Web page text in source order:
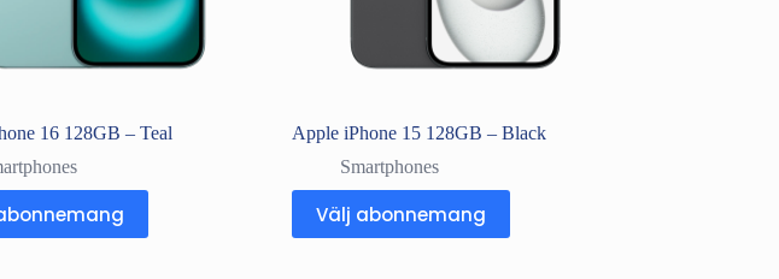
16 128GB – Teal
Apple iPhone 15 128GB – Black
Smartphones
Välj abonnemang